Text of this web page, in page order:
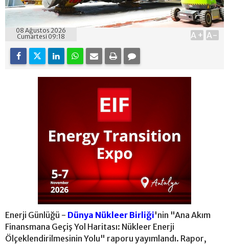
08 Ağustos 2026
Cumartesi 09:18
A+ A-
Enerji Günlüğü - Dünya Nükleer Birliği'nin "Ana Akım
Finansmana Geçiş Yol Haritası: Nükleer Enerji
Ölçeklendirilmesinin Yolu" raporu yayımlandı. Rapor,